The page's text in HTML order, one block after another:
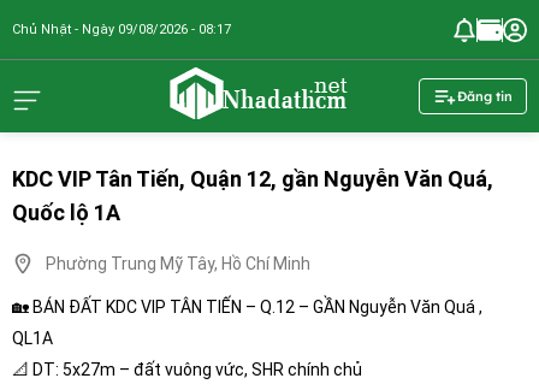
Chủ Nhật - Ngày 09/08/2026 - 08:17
Đăng tin
KDC VIP Tân Tiến, Quận 12, gần Nguyễn Văn Quá,
Quốc lộ 1A
Phường Trung Mỹ Tây, Hồ Chí Minh
🏡 BÁN ĐẤT KDC VIP TÂN TIẾN – Q.12 – GẦN Nguyễn Văn Quá ,
QL1A
📐 DT: 5x27m – đất vuông vức, SHR chính chủ